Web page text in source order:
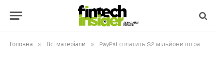
Головна » Всі матеріали » PayPal сплатить $2 мільйони штрафу за витік даних користувачів